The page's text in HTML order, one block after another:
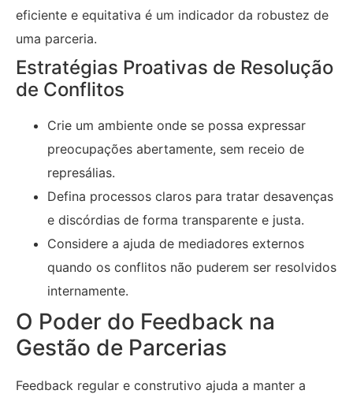
eficiente e equitativa é um indicador da robustez de
uma parceria.
Estratégias Proativas de Resolução
de Conflitos
Crie um ambiente onde se possa expressar
preocupações abertamente, sem receio de
represálias.
Defina processos claros para tratar desavenças
e discórdias de forma transparente e justa.
Considere a ajuda de mediadores externos
quando os conflitos não puderem ser resolvidos
internamente.
O Poder do Feedback na
Gestão de Parcerias
Feedback regular e construtivo ajuda a manter a